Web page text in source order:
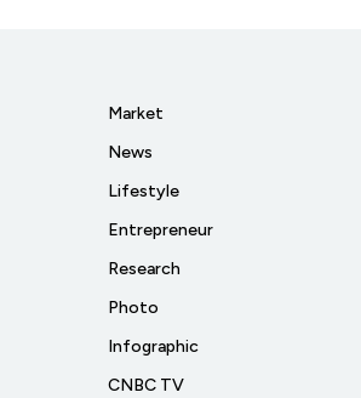
Market
News
Lifestyle
Entrepreneur
Research
Photo
Infographic
CNBC TV